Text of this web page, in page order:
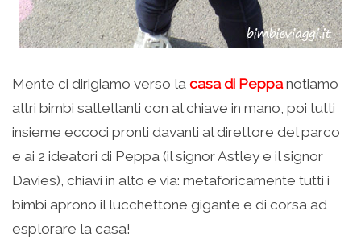
Mente ci dirigiamo verso la casa di Peppanotiamo
altri bimbi saltellanti con al chiave in mano, poi tutti
insieme eccoci pronti davanti al direttore del parco
e ai 2 ideatori di Peppa (il signor Astley e il signor
Davies), chiavi in alto e via: metaforicamente tutti i
bimbi aprono il lucchettone gigante e di corsa ad
esplorare la casa!